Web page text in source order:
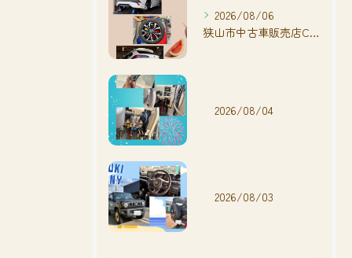
2026/08/06
狭山市中古車販売店CarShop FACT.🚗
2026/08/04
2026/08/03